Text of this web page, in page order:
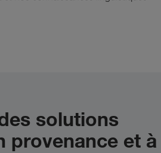
solutions
provenance et à